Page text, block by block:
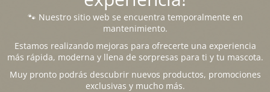
🐾 Nuestro sitio web se encuentra temporalmente en
mantenimiento.
Estamos realizando mejoras para ofrecerte una experiencia
más rápida, moderna y llena de sorpresas para ti y tu mascota.
Muy pronto podrás descubrir nuevos productos, promociones
exclusivas y mucho más.